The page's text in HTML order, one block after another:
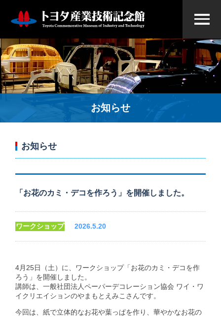
お知らせ
お知らせ
「お花のカミ・デコを作ろう」を開催しました。
ワークショップ 2026.5.20
4月25日（土）に、ワークショップ「お花のカミ・デコを作
ろう」を開催しました。
講師は、一般社団法人ペーパーデコレーション協会 ワイ・ワ
イクリエイションのやまもとえみこさんです。
今回は、紙で立体的なお花や葉っぱを作り、華やかなお花の